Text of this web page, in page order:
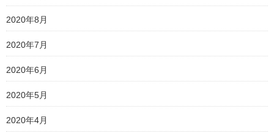
2020年8月
2020年7月
2020年6月
2020年5月
2020年4月